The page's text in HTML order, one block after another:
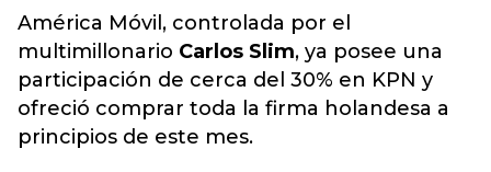
América Móvil, controlada por el
multimillonario Carlos Slim, ya posee una
participación de cerca del 30% en KPN y
ofreció comprar toda la firma holandesa a
principios de este mes.